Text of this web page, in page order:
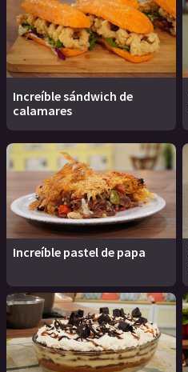
Increíble sándwich de
calamares
Increíble pastel de papa